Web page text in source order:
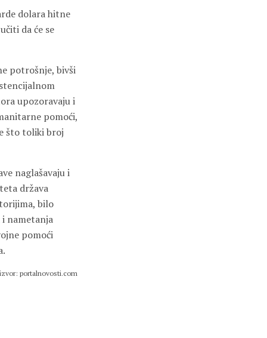
dolara hitne
da će se
potrošnje, bivši
upozoravaju i
pomoći,
što toliki broj
naglašavaju i
država
bilo
nametanja
pomoći
izvor: portalnovosti.com